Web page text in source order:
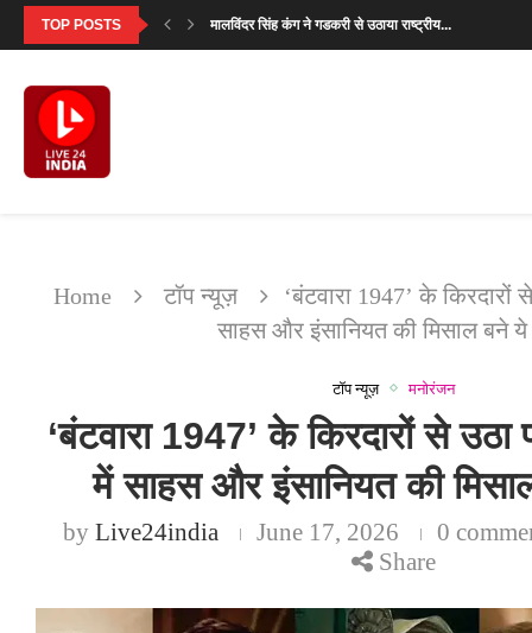
TOP POSTS
Home टॉप न्यूज़
‘बंटवारा 1947’ के किरदारों
साहस और इंसानियत की मिसाल बने
टॉप न्यूज़ मनोरंजन
‘बंटवारा 1947’ के किरदारों से उठा
में साहस और इंसानियत की
by Live24india June 17, 2026
0
Share